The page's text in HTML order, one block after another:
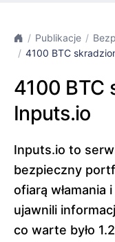
Publikacje
4100 BTC
4100 BTC
Inputs.io
Inputs.io to
bezpieczny
ofiarą włamania
ujawnili
co warte było